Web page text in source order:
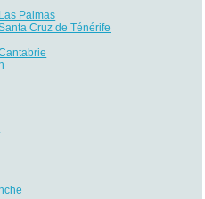
Palmas
Cruz de Ténérife